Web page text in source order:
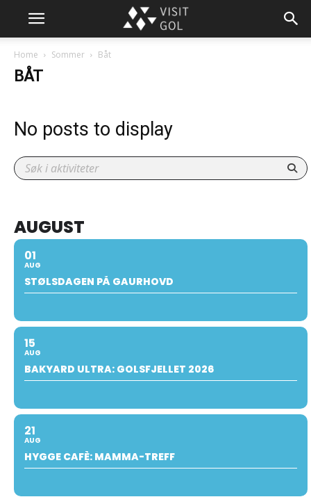
Home Sommer Båt
BÅT
No posts to display
AUGUST
01
AUG
STØLSDAGEN PÅ GAURHOVD
15
AUG
BAKYARD ULTRA: GOLSFJELLET 2026
21
AUG
HYGGE CAFÈ: MAMMA-TREFF